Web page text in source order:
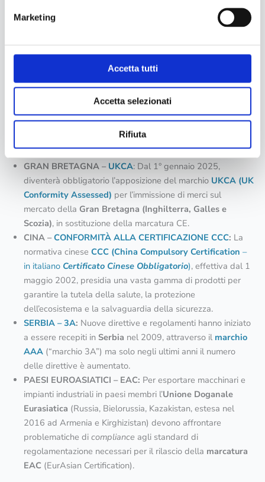
Marketing
Accetta tutti
Accetta selezionati
Rifiuta
Definizione della tipologia di prove da eseguire;
Interfaccia con le Autorità locali;
Supporto per adottare lo schema di certificazione più
Le principali certificazioni rilasciate:
GRAN BRETAGNA – UKCA: Dal 1° gennaio 2025,
diventerà obbligatorio l’apposizione del marchio UKCA (UK
Conformity Assessed) per l’immissione di merci sul
mercato della Gran Bretagna (Inghilterra, Galles e
Scozia), in sostituzione della marcatura CE.
CINA – CONFORMITÀ ALLA CERTIFICAZIONE CCC: La
normativa cinese CCC (China Compulsory Certification –
in italiano Certificato Cinese Obbligatorio), effettiva dal 1
maggio 2002, presidia una vasta gamma di prodotti per
garantire la tutela della salute, la protezione
dell’ecosistema e la salvaguardia della sicurezza.
SERBIA – 3A: Nuove direttive e regolamenti hanno iniziato
a essere recepiti in Serbia nel 2009, attraverso il marchio
AAA(“marchio 3A”) ma solo negli ultimi anni il numero
delle direttive è aumentato.
PAESI EUROASIATICI – EAC: Per esportare macchinari e
impianti industriali in paesi membri l’Unione Doganale
Eurasiatica (Russia, Bielorussia, Kazakistan, estesa nel
2016 ad Armenia e Kirghizistan) devono affrontare
problematiche di compliance agli standard di
regolamentazione necessari per il rilascio della marcatura
EAC(EurAsian Certification).